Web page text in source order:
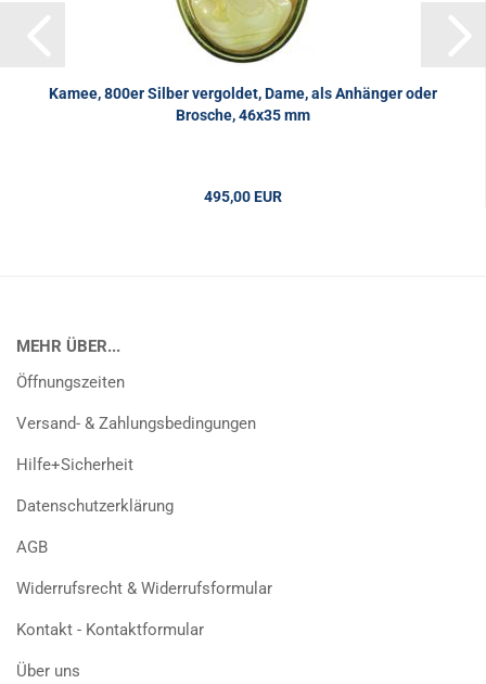
Kamee, 800er Silber vergoldet, Dame, als Anhänger oder
Brosche, 46x35 mm
495,00 EUR
MEHR ÜBER...
Öffnungszeiten
Versand- & Zahlungsbedingungen
Hilfe+Sicherheit
Datenschutzerklärung
AGB
Widerrufsrecht & Widerrufsformular
Kontakt - Kontaktformular
Über uns